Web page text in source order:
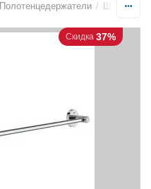
Полотенцедержатели / Штанги
Скидка 37%